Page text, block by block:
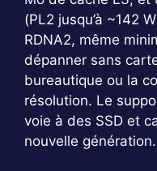
(PL2 jusqu’à ~142
RDNA2, même
dépanner sans
bureautique ou la
résolution. Le
voie à des SSD et
nouvelle génération.